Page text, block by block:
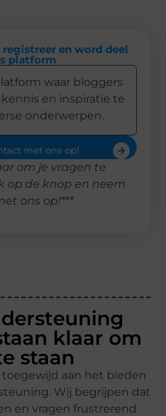
en word deel
platform
waar bloggers
en inspiratie te
onderwerpen.
met ons op!
om je vragen te
op de knop en neem
ons op!***
klaar om
staan​
aan het bieden
Wij begrijpen dat
en vragen frustrerend